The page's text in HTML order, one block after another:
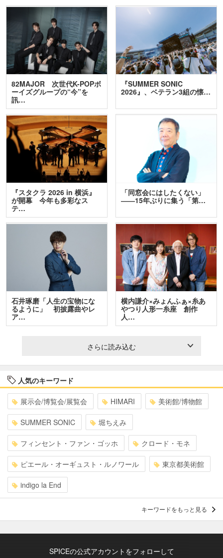
82MAJOR 次世代K-POPボ
ーイズグループの“今”を
訊…
『SUMMER SONIC
2026』、ベテラン3組の懐…
『スタクラ 2026 in 横浜』
が開幕 今年も多彩なス
テ…
「同窓会にはしたくない」
――15年ぶりに集う「第…
石井琢磨「人生の宝物にな
るように」 初披露曲やレ
ア…
横内謙介×みょんふぁ×糸あ
やつり人形一糸座 創作
人…
さらに読み込む
人気のキーワード
展示会/博覧会/展覧会 HIMARI 美術館/博物館
SUMMER SONIC 堀ちえみ
フィンセント・ファン・ゴッホ クロード・モネ
ピエール・オーギュスト・ルノワール 東京都美術館
indigo la End
キーワードをもっと見る
SPICEの公式アカウントをフォローして